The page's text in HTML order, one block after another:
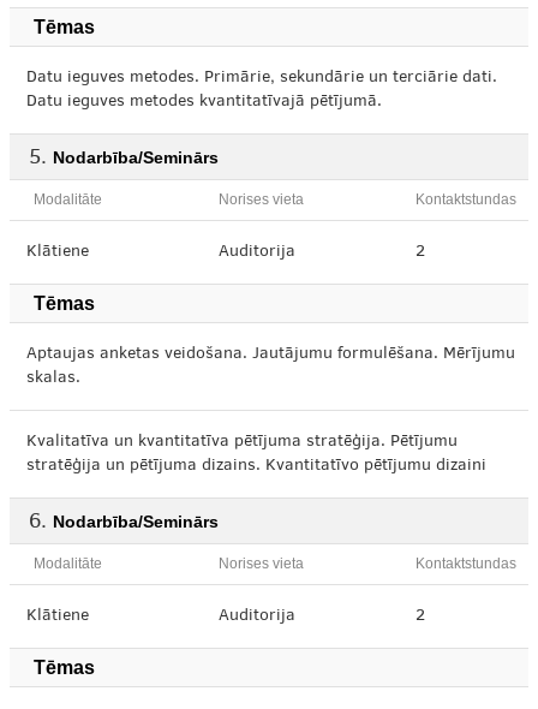
Tēmas
Datu ieguves metodes. Primārie, sekundārie un terciārie dati.
Datu ieguves metodes kvantitatīvajā pētījumā.
Nodarbība/Seminārs
Modalitāte Norises vieta Kontaktstundas
Klātiene Auditorija 2
Tēmas
Aptaujas anketas veidošana. Jautājumu formulēšana. Mērījumu
skalas.
Kvalitatīva un kvantitatīva pētījuma stratēģija. Pētījumu
stratēģija un pētījuma dizains. Kvantitatīvo pētījumu dizaini
Nodarbība/Seminārs
Modalitāte Norises vieta Kontaktstundas
Klātiene Auditorija 2
Tēmas